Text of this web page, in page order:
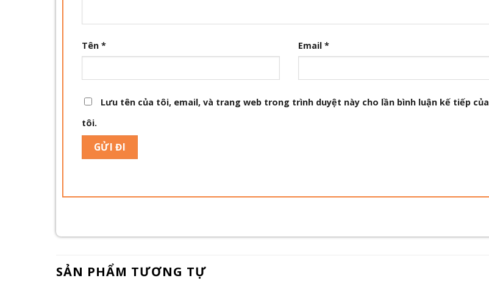
Tên * Email *
Lưu tên của tôi, email, và trang web trong trình duyệt này cho lần bình luận kế tiếp của
tôi.
SẢN PHẨM TƯƠNG TỰ